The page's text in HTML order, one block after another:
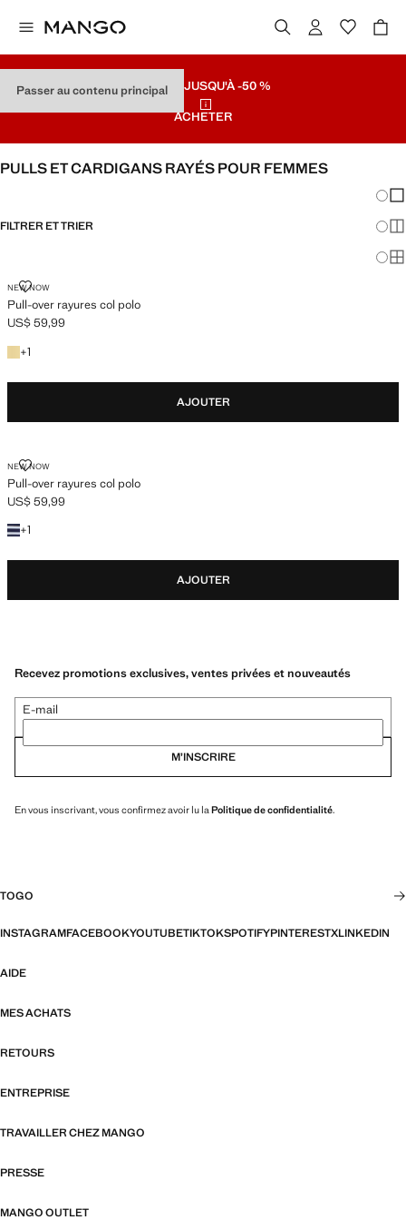
Passer au contenu principal
SOLDES JUSQU'À -50 %
ACHETER
PULLS ET CARDIGANS RAYÉS POUR FEMMES
FILTRER ET TRIER
NEW NOW
Pull-over rayures col polo
PULL-OVER RAYURES COL POLO
Prix actuel [US$ 59,99 ]
US$ 59,99
+1
+1 couleur
AJOUTER
NEW NOW
Pull-over rayures col polo
PULL-OVER RAYURES COL POLO
Prix actuel [US$ 59,99 ]
US$ 59,99
+1
+1 couleur
AJOUTER
Recevez promotions exclusives, ventes privées et nouveautés
E-mail
M’INSCRIRE
En vous inscrivant, vous confirmez avoir lu la Politique de confidentialité.
TOGO
INSTAGRAMFACEBOOKYOUTUBETIKTOKSPOTIFYPINTERESTXLINKEDIN
AIDE
MES ACHATS
RETOURS
ENTREPRISE
TRAVAILLER CHEZ MANGO
PRESSE
MANGO OUTLET